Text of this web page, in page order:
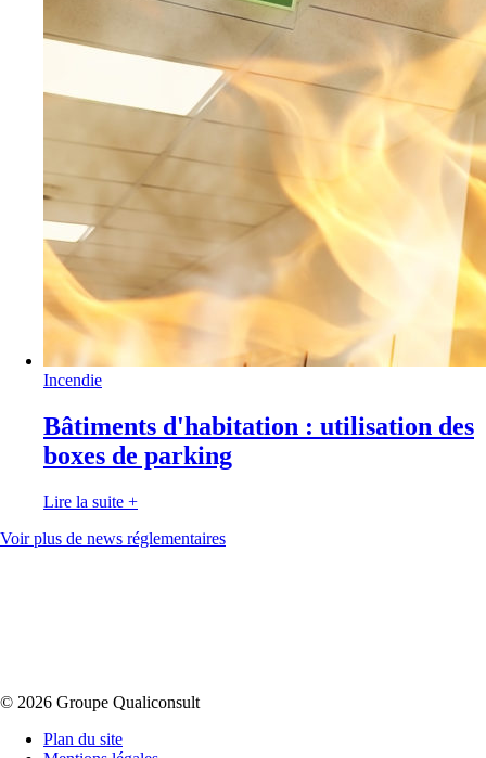
Incendie
Bâtiments d'habitation : utilisation des
boxes de parking
Lire la suite +
Voir plus de news réglementaires
© 2026 Groupe Qualiconsult
Plan du site